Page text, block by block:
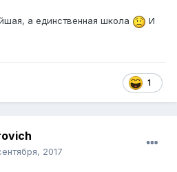
а единственная школа
И
1
2017